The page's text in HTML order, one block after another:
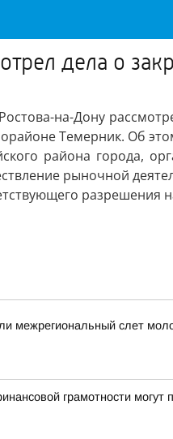
дела о
на-Дону
Темерник. Об
района города,
рыночной
межрегиональный слет
грамотности